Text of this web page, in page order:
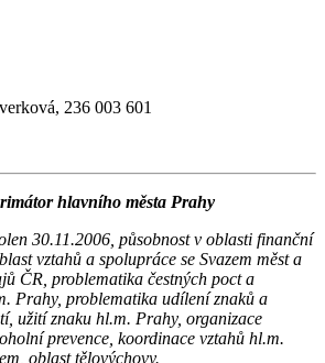
236 003 601
hlavního města Prahy
30.11.2006, působnost v oblasti finanční
vztahů a spolupráce se Svazem měst a
ČR, problematika čestných poct a
Prahy, problematika udílení znaků a
užití znaku hl.m. Prahy, organizace
prevence, koordinace vztahů hl.m.
oblast tělovýchovy.